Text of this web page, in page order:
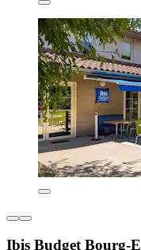
Ibis Budget Bourg-